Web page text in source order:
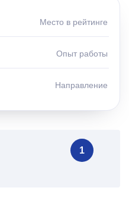
Место в рейтинге
Опыт работы
Направление
1